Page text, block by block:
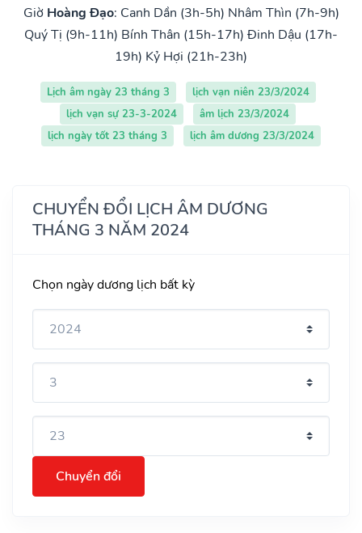
Giờ Hoàng Đạo: Canh Dần (3h-5h) Nhâm Thìn (7h-9h)
Quý Tị (9h-11h) Bính Thân (15h-17h) Đinh Dậu (17h-
19h) Kỷ Hợi (21h-23h)
Lịch âm ngày 23 tháng 3
lịch vạn niên 23/3/2024
lịch vạn sự 23-3-2024
âm lịch 23/3/2024
lịch ngày tốt 23 tháng 3
lịch âm dương 23/3/2024
CHUYỂN ĐỔI LỊCH ÂM DƯƠNG
THÁNG 3 NĂM 2024
Chọn ngày dương lịch bất kỳ
Chuyển đổi